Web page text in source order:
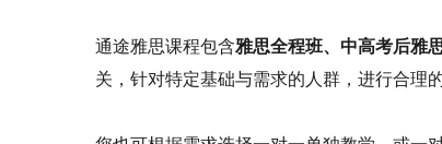
通途雅思课程包含雅思全程班、中高考后雅
关，针对特定基础与需求的人群，进行合理